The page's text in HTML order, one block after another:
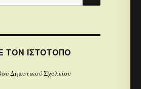
ΤΟΝ ΙΣΤΌΤΟΠΟ
Δημοτικού Σχολείου